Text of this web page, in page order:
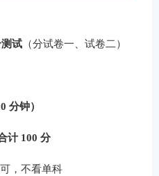
试（分试卷一、试卷二）
分钟）
计 100 分
，不看单科